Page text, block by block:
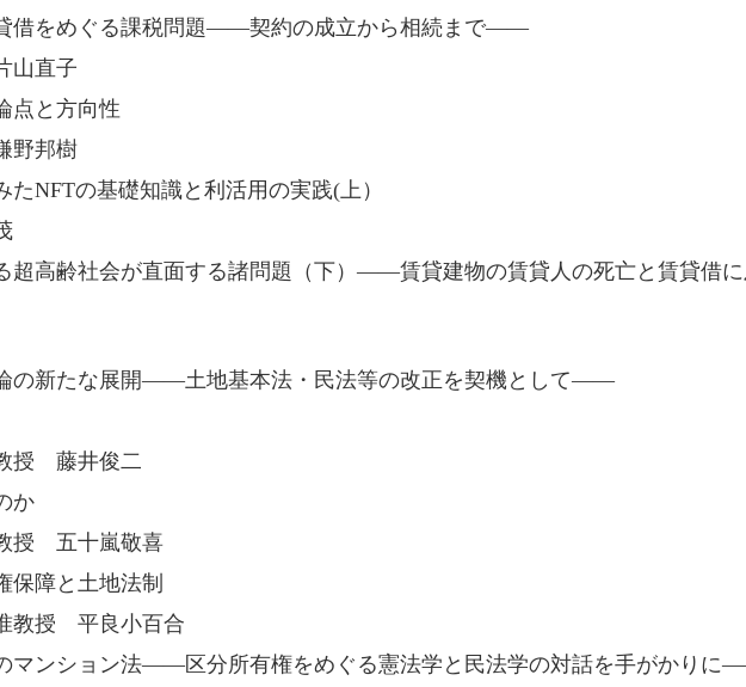
借をめぐる課税問題――契約の成立から相続まで――
山直子
点と方向性
野邦樹
たNFTの基礎知識と利活用の実践(上）
超高齢社会が直面する諸問題（下）――賃貸建物の賃貸人の死亡と賃貸借
論の新たな展開――土地基本法・民法等の改正を契機として――
藤井俊二
か
五十嵐敬喜
保障と土地法制
授 平良小百合
のマンション法――区分所有権をめぐる憲法学と民法学の対話を手がかりに